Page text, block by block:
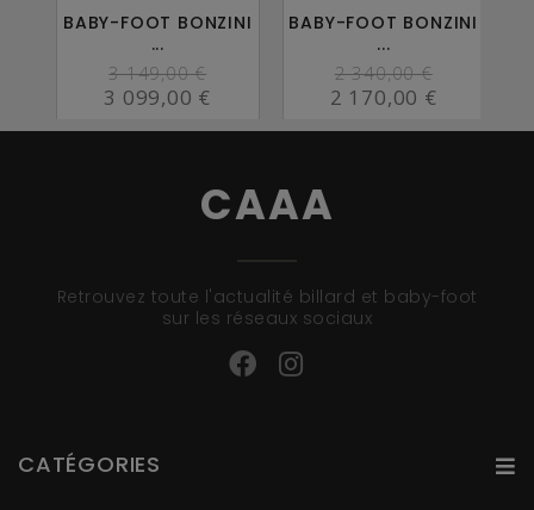
BABY-FOOT BONZINI
...
3 149,00 €
3 099,00 €
BABY-FOOT BONZINI
...
2 340,00 €
2 170,00 €
CAAA
Retrouvez toute l'actualité billard et baby-foot
sur les réseaux sociaux
CATÉGORIES